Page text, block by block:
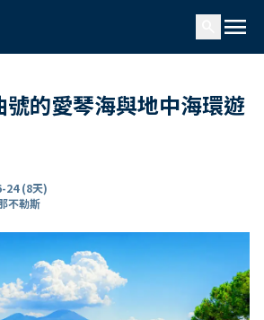
menu
號的愛琴海與地中海環遊
24(8天)
不勒斯